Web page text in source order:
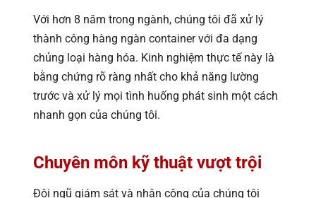
Với hơn 8 năm trong ngành, chúng tôi đã xử lý
thành công hàng ngàn container với đa dạng
chủng loại hàng hóa. Kinh nghiệm thực tế này là
bằng chứng rõ ràng nhất cho khả năng lường
trước và xử lý mọi tình huống phát sinh một cách
nhanh gọn của chúng tôi.
Chuyên môn kỹ thuật vượt trội
Đội ngũ giám sát và nhân công của chúng tôi